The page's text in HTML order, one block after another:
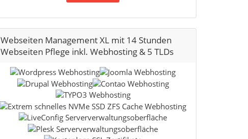
Webseiten Management XL mit 14 Stunden
Webseiten Pflege inkl. Webhosting & 5 TLDs